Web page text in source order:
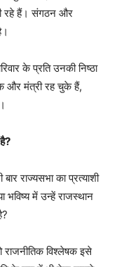
रहे हैं। संगठन और
के प्रति उनकी निष्ठा
और मंत्री रह चुके हैं,
राज्यसभा का प्रत्याशी
भविष्य में उन्हें राजस्थान
राजनीतिक विश्लेषक इसे